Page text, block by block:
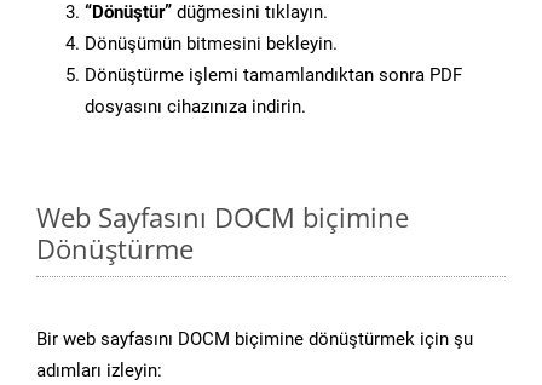
“Dönüştür” düğmesini tıklayın.
Dönüşümün bitmesini bekleyin.
Dönüştürme işlemi tamamlandıktan sonra PDF
dosyasını cihazınıza indirin.
Web Sayfasını DOCM biçimine
Dönüştürme
Bir web sayfasını DOCM biçimine dönüştürmek için şu
adımları izleyin: